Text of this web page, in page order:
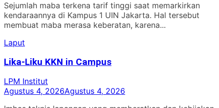
Sejumlah maba terkena tarif tinggi saat memarkirkan
kendaraannya di Kampus 1 UIN Jakarta. Hal tersebut
membuat maba merasa keberatan, karena...
Laput
Lika-Liku KKN in Campus
LPM Institut
Agustus 4, 2026Agustus 4, 2026